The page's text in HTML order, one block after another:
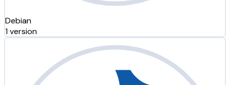
Debian
1 version